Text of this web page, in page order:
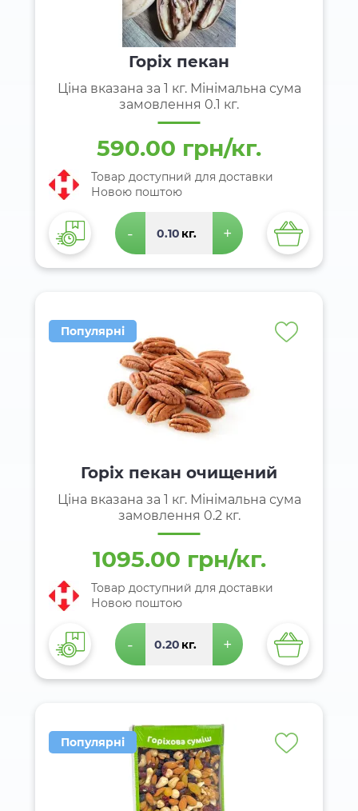
Горіх пекан
Ціна вказана за 1 кг. Мінімальна сума
замовлення 0.1 кг.
590.00 грн/кг.
Товар доступний для доставки
Новою поштою
- кг. +
Популярні
Горіх пекан очищений
Ціна вказана за 1 кг. Мінімальна сума
замовлення 0.2 кг.
1095.00 грн/кг.
Товар доступний для доставки
Новою поштою
- кг. +
Популярні